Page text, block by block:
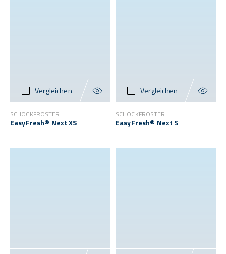
Vergleichen
SCHOCKFROSTER
EasyFresh® Next XS
Vergleichen
SCHOCKFROSTER
EasyFresh® Next S